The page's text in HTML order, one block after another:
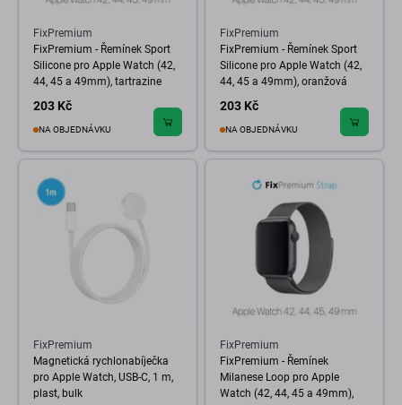
FixPremium
FixPremium - Řemínek Sport
Silicone pro Apple Watch (42,
44, 45 a 49mm), tartrazine
203 Kč
NA OBJEDNÁVKU
FixPremium
FixPremium - Řemínek Sport
Silicone pro Apple Watch (42,
44, 45 a 49mm), oranžová
203 Kč
NA OBJEDNÁVKU
FixPremium
Magnetická rychlonabíječka
pro Apple Watch, USB-C, 1 m,
plast, bulk
FixPremium
FixPremium - Řemínek
Milanese Loop pro Apple
Watch (42, 44, 45 a 49mm),